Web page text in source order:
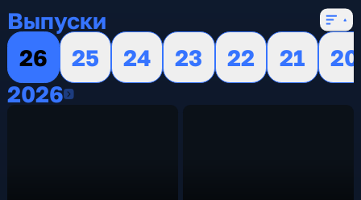
Выпуски
26
25 24 23 22 21
20
20262026